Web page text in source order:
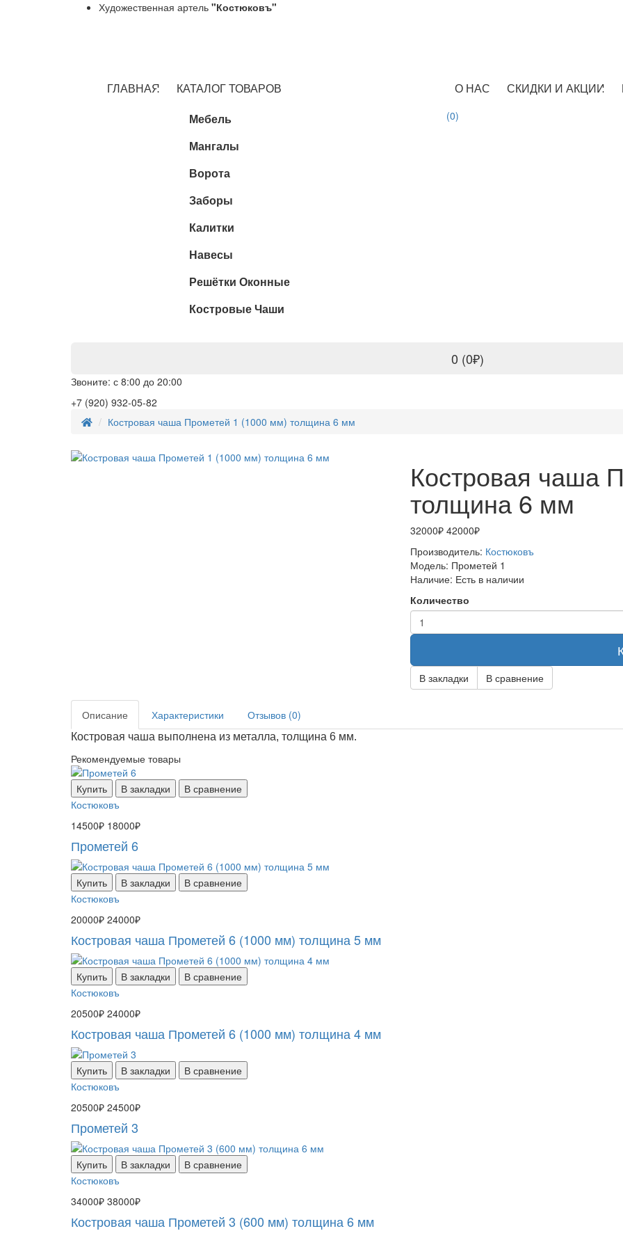
Художественная артель "Костюковъ"
ГЛАВНАЯ
КАТАЛОГ ТОВАРОВ
Мебель
Мангалы
Ворота
Заборы
Калитки
Навесы
Решётки Оконные
Костровые Чаши
О НАС СКИДКИ И АКЦИИ
(0)
0 (0₽)
Звоните: с 8:00 до 20:00
+7 (920) 932-05-82
Костровая чаша Прометей 1 (1000 мм) толщина 6 мм
Костровая чаша
толщина 6 мм
32000₽ 42000₽
Производитель: Костюковъ
Модель: Прометей 1
Наличие: Есть в наличии
Количество
В закладки В сравнение
Описание Характеристики Отзывов (0)
Костровая чаша выполнена из металла, толщина 6 мм.
Рекомендуемые товары
Купить В закладки
В сравнение
Костюковъ
14500₽ 18000₽
Прометей 6
Купить В закладки
В сравнение
Костюковъ
20000₽ 24000₽
Костровая чаша Прометей 6 (1000 мм) толщина 5 мм
Купить В закладки
В сравнение
Костюковъ
20500₽ 24000₽
Костровая чаша Прометей 6 (1000 мм) толщина 4 мм
Купить В закладки
В сравнение
Костюковъ
20500₽ 24500₽
Прометей 3
Купить В закладки
В сравнение
Костюковъ
34000₽ 38000₽
Костровая чаша Прометей 3 (600 мм) толщина 6 мм